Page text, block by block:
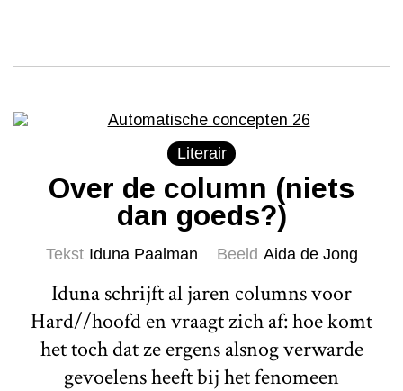
Literair
Over de column (niets
dan goeds?)
Tekst Iduna Paalman Beeld Aida de Jong
Iduna schrijft al jaren columns voor
Hard//hoofd en vraagt zich af: hoe komt
het toch dat ze ergens alsnog verwarde
gevoelens heeft bij het fenomeen